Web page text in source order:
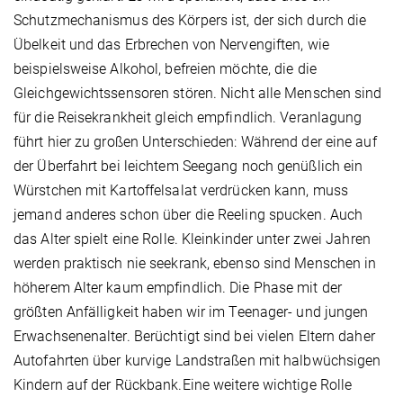
Schutzmechanismus des Körpers ist, der sich durch die
Übelkeit und das Erbrechen von Nervengiften, wie
beispielsweise Alkohol, befreien möchte, die die
Gleichgewichtssensoren stören. Nicht alle Menschen sind
für die Reisekrankheit gleich empfindlich. Veranlagung
führt hier zu großen Unterschieden: Während der eine auf
der Überfahrt bei leichtem Seegang noch genüßlich ein
Würstchen mit Kartoffelsalat verdrücken kann, muss
jemand anderes schon über die Reeling spucken. Auch
das Alter spielt eine Rolle. Kleinkinder unter zwei Jahren
werden praktisch nie seekrank, ebenso sind Menschen in
höherem Alter kaum empfindlich. Die Phase mit der
größten Anfälligkeit haben wir im Teenager- und jungen
Erwachsenenalter. Berüchtigt sind bei vielen Eltern daher
Autofahrten über kurvige Landstraßen mit halbwüchsigen
Kindern auf der Rückbank.Eine weitere wichtige Rolle